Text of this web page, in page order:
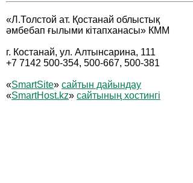
«Л.Толстой ат. Қостанай облыстық
әмбебап ғылыми кітапханасы» КММ
г. Костанай, ул. Алтынсарина, 111
+7 7142 500-354, 500-667, 500-381
«SmartSite» сайтын дайындау
«SmartHost.kz» сайтының хостингі